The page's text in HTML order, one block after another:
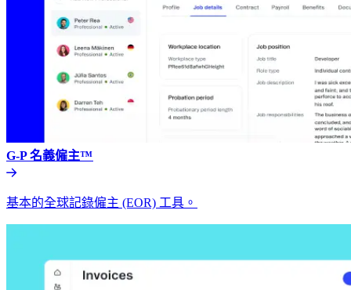
G-P 名義僱主™​​
基本的全球記錄僱主 (EOR) 工具。​​